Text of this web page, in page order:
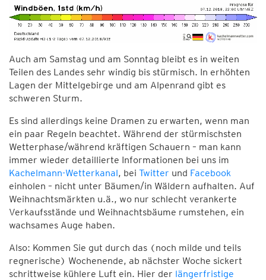
Auch am Samstag und am Sonntag bleibt es in weiten
Teilen des Landes sehr windig bis stürmisch. In erhöhten
Lagen der Mittelgebirge und am Alpenrand gibt es
schweren Sturm.
Es sind allerdings keine Dramen zu erwarten, wenn man
ein paar Regeln beachtet. Während der stürmischsten
Wetterphase/während kräftigen Schauern – man kann
immer wieder detaillierte Informationen bei uns im
Kachelmann-Wetterkanal, bei Twitter und Facebook
einholen – nicht unter Bäumen/in Wäldern aufhalten. Auf
Weihnachtsmärkten u.ä., wo nur schlecht verankerte
Verkaufsstände und Weihnachtsbäume rumstehen, ein
wachsames Auge haben.
Also: Kommen Sie gut durch das (noch milde und teils
regnerische) Wochenende, ab nächster Woche sickert
schrittweise kühlere Luft ein. Hier der längerfristige